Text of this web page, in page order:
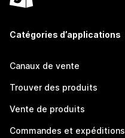
Catégories d’applications
Canaux de vente
Trouver des produits
Vente de produits
Commandes et expéditions